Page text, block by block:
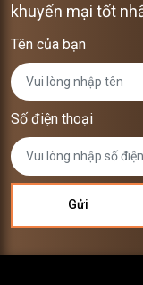
khuyến mại tốt
Tên của bạn
Số điện thoại